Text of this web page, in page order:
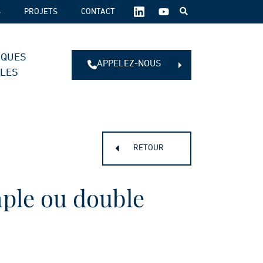
PROJETS CONTACT
SUIVEZ-
NOUS
APPELEZ-NOUS
RETOUR
ou double